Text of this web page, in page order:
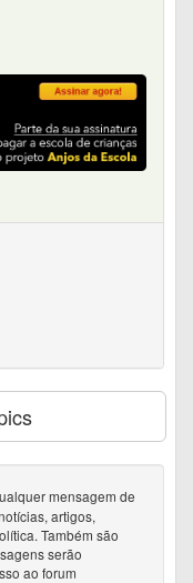
mensagem de
artigos,
Também são
serão
ao forum